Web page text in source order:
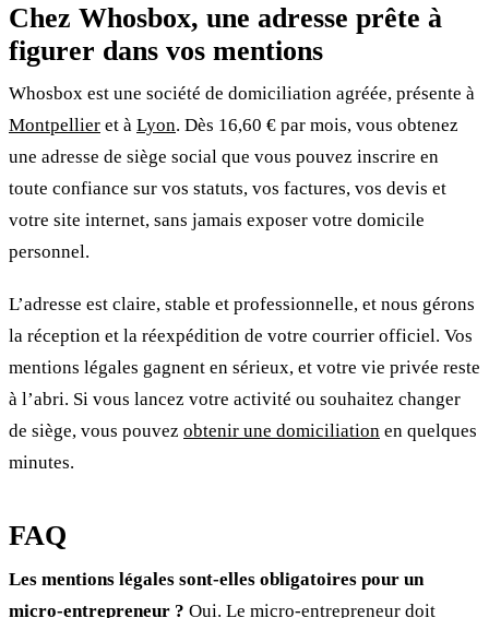
Chez Whosbox, une adresse prête à
figurer dans vos mentions
Whosbox est une société de domiciliation agréée, présente à
Montpellier et à Lyon. Dès 16,60 € par mois, vous obtenez
une adresse de siège social que vous pouvez inscrire en
toute confiance sur vos statuts, vos factures, vos devis et
votre site internet, sans jamais exposer votre domicile
personnel.
L’adresse est claire, stable et professionnelle, et nous gérons
la réception et la réexpédition de votre courrier officiel. Vos
mentions légales gagnent en sérieux, et votre vie privée reste
à l’abri. Si vous lancez votre activité ou souhaitez changer
de siège, vous pouvez obtenir une domiciliation en quelques
minutes.
FAQ
Les mentions légales sont-elles obligatoires pour un
micro-entrepreneur ? Oui. Le micro-entrepreneur doit